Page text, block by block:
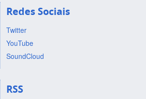
Redes Sociais
Twitter
YouTube
SoundCloud
RSS